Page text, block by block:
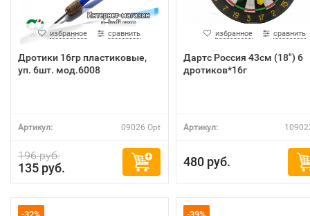
избранное сравнить
Дротики 16гр пластиковые,
уп. 6шт. мод.6008
Артикул: 09026 Opt
196 руб.
135 руб.
избранное сравнить
Дартс Россия 43см (18") 6
дротиков*16г
Артикул:
480 руб.